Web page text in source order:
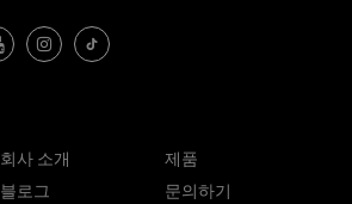
회사 소개
제품
블로그 문의하기